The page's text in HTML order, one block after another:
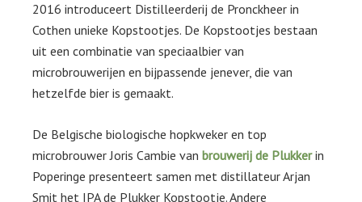
2016 introduceert Distilleerderij de Pronckheer in
Cothen unieke Kopstootjes. De Kopstootjes bestaan
uit een combinatie van speciaalbier van
microbrouwerijen en bijpassende jenever, die van
hetzelfde bier is gemaakt.
De Belgische biologische hopkweker en top
microbrouwer Joris Cambie van brouwerij de Plukkerin
Poperinge presenteert samen met distillateur Arjan
Smit het IPA de Plukker Kopstootje. Andere